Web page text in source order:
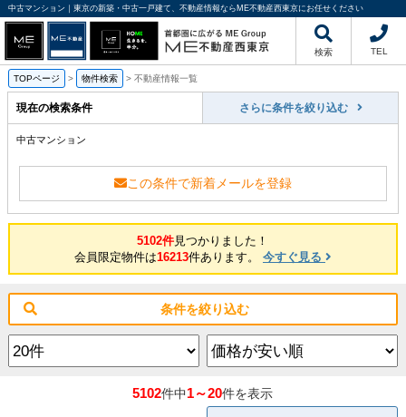
中古マンション｜東京の新築・中古一戸建て、不動産情報ならME不動産西東京にお任せください
検索 TEL
TOPページ > 物件検索 > 不動産情報一覧
現在の検索条件 さらに条件を絞り込む
中古マンション
この条件で新着メールを登録
5102件見つかりました！
会員限定物件は16213件あります。 今すぐ見る
条件を絞り込む
5102件中1～20件を表示